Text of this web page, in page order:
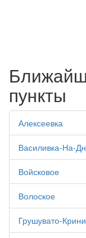
пункты
Алексеевка
Василивка-На-
Войсковое
Волоское
Грушувато-